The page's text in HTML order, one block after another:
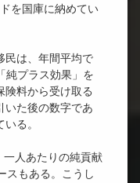
を国庫に納めてい
民は、年間平均で
純プラス効果」を
険料から受け取る
いた後の数字であ
る。
一人あたりの純貢献
スもある。こうし